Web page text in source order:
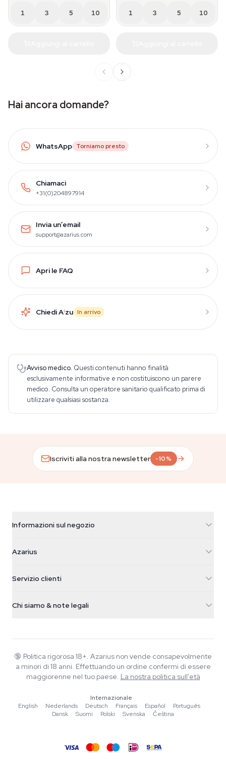
1 3 5 10 1 3 5 10
Hai ancora domande?
WhatsApp Torniamo presto
Chiamaci
+31(0)204897914
Invia un’email
support@azarius.com
Apri le FAQ
Chiedi Aizu In arrivo
Avviso medico. Questi contenuti hanno finalità
esclusivamente informative e non costituiscono un parere
medico. Consulta un operatore sanitario qualificato prima di
utilizzare qualsiasi sostanza.
Iscriviti alla nostra newsletter -10%
Informazioni sul negozio
Galvaniweg 11
Nederland
+31(0)204897914
Azarius
Smokeshop
Servizio clienti
FAQ
Informativa sulla privacy
Chi siamo & note legali
Wiki
Blog
Musica
Linee guida editoriali
Strumenti e Calcolatori
🔞 Politica rigorosa 18+. Azarius non vende consapevolmente
a minori di 18 anni. Effettuando un ordine confermi di essere
maggiorenne nel tuo paese. La nostra politica sull'età
Internazionale
English
·Nederlands ·Deutsch ·Français ·Español ·Português
·
Dansk
·Suomi ·Polski ·Svenska ·Čeština